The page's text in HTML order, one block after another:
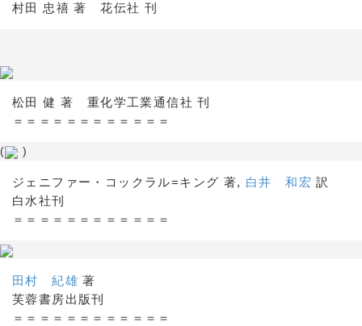
村田 忠禧 著 花伝社 刊
松田 健 著 重化学工業通信社 刊
＝＝＝＝＝＝＝＝＝＝＝＝
( )
ジェニファー・コックラル=キング 著, 白井 和宏 訳
白水社刊
＝＝＝＝＝＝＝＝＝＝＝＝
田村 紀雄 著
芙蓉書房出版刊
＝＝＝＝＝＝＝＝＝＝＝＝